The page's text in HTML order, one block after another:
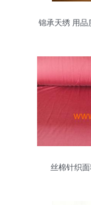
锦承天绣 用品
丝棉针织